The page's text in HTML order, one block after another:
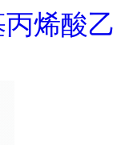
烯酸乙